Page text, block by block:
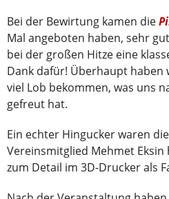
Bei der Bewirtung kamen die
Mal angeboten haben, sehr
bei der großen Hitze eine
Dank dafür! Überhaupt haben
viel Lob bekommen, was uns
gefreut hat.
Ein echter Hingucker waren
Vereinsmitglied Mehmet Eksin
zum Detail im 3D-Drucker als